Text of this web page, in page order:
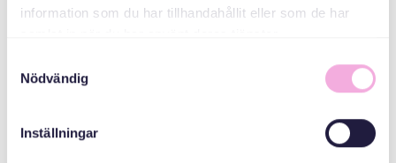
information som du har tillhandahållit eller som de har
Nödvändig
Inställningar
Våra familjeträffar är för hela familjen med barn upp till tio
på alla våra träffar. Men vi passar också på att testa något
vi kanske inte gjort förut, som att odla morotsfrön eller
arbetar gästen med att rita, då får vi tips som handlar om
det.